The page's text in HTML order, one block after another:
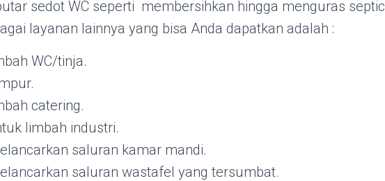
sedot WC seperti membersihkan hingga menguras septic
layanan lainnya yang bisa Anda dapatkan adalah :
WC/tinja.
catering.
limbah industri.
saluran kamar mandi.
saluran wastafel yang tersumbat.